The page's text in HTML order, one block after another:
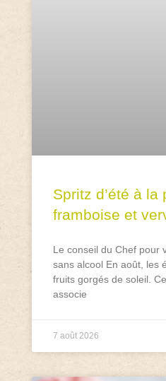
Spritz d’été à la
framboise et
Le conseil du Chef pour
sans alcool En août, les
fruits gorgés de soleil.
associe
7 août 2026